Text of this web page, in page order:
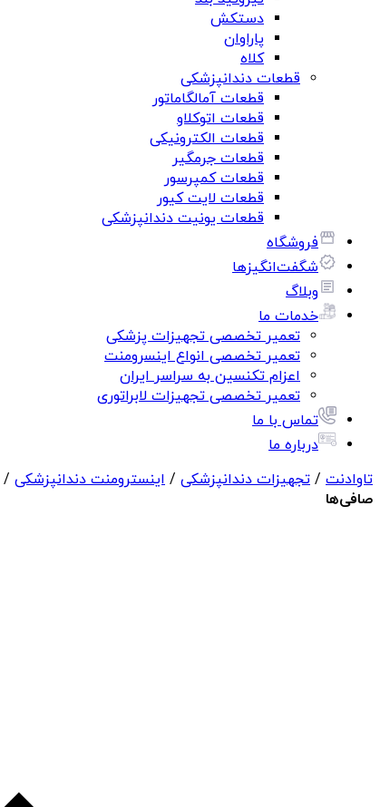
دستکش
پاراوان
کلاه
قطعات دندانپزشکی
قطعات آمالگاماتور
قطعات اتوکلاو
قطعات الکترونیکی
قطعات جرمگیر
قطعات کمپرسور
قطعات لایت کیور
قطعات یونیت دندانپزشکی
فروشگاه
شگفت‌انگیزها
وبلاگ
خدمات ما
تعمیر تخصصی تجهیزات پزشکی
تعمیر تخصصی انواع اینسرومنت
اعزام تکنسین به سراسر ایران
تعمیر تخصصی تجهیزات لابراتوری
تماس با ما
درباره ما
تاوادنت / تجهیزات دندانپزشکی / اینسترومنت دندانپزشکی /
صافی‌ها